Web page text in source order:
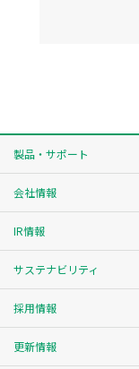
製品・サポート
会社情報
IR情報
サステナビリティ
採用情報
更新情報